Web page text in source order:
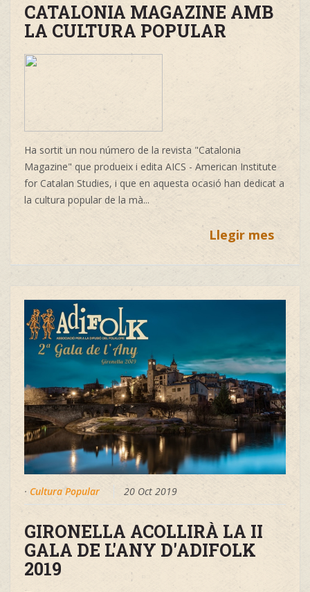
CATALONIA MAGAZINE AMB
LA CULTURA POPULAR
Ha sortit un nou número de la revista "Catalonia
Magazine" que produeix i edita AICS - American Institute
for Catalan Studies, i que en aquesta ocasió han dedicat a
la cultura popular de la mà...
Llegir mes
· Cultura Popular 20 Oct 2019
GIRONELLA ACOLLIRÀ LA II
GALA DE L'ANY D'ADIFOLK
2019